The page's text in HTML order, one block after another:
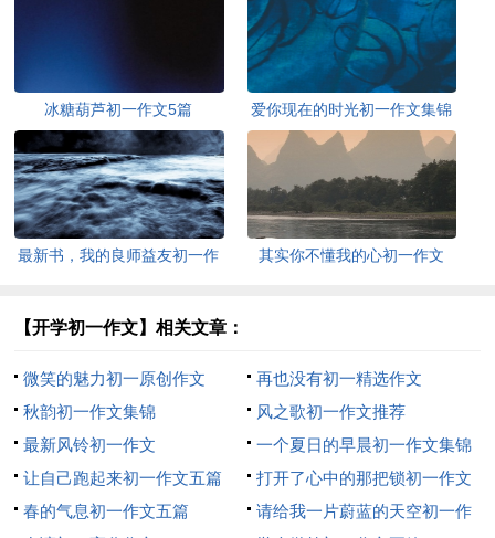
冰糖葫芦初一作文5篇 爱你现在的时光初一作文集锦
最新书，我的良师益友初一作
其实你不懂我的心初一作文
【开学初一作文】相关文章：
微笑的魅力初一原创作文
再也没有初一精选作文
秋韵初一作文集锦
风之歌初一作文推荐
最新风铃初一作文
一个夏日的早晨初一作文集锦
让自己跑起来初一作文五篇
打开了心中的那把锁初一作文
（精选10篇）
春的气息初一作文五篇
请给我一片蔚蓝的天空初一作